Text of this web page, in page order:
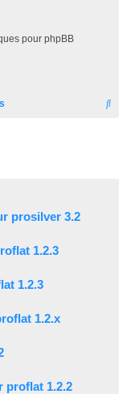
pour phpBB
R
prosilver 3.2
1.2.3
1.2.3
1.2.x
proflat 1.2.2